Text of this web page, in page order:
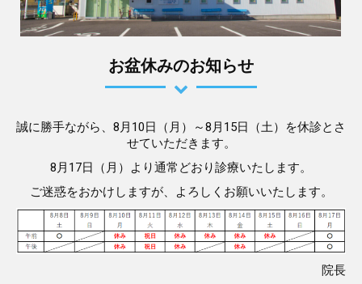
お盆休みのお知らせ
誠に勝手ながら、8月10日（月）～8月15日（土）を休診とさ
せていただきます。
8月17日（月）より通常どおり診療いたします。
ご迷惑をおかけしますが、よろしくお願いいたします。
院長